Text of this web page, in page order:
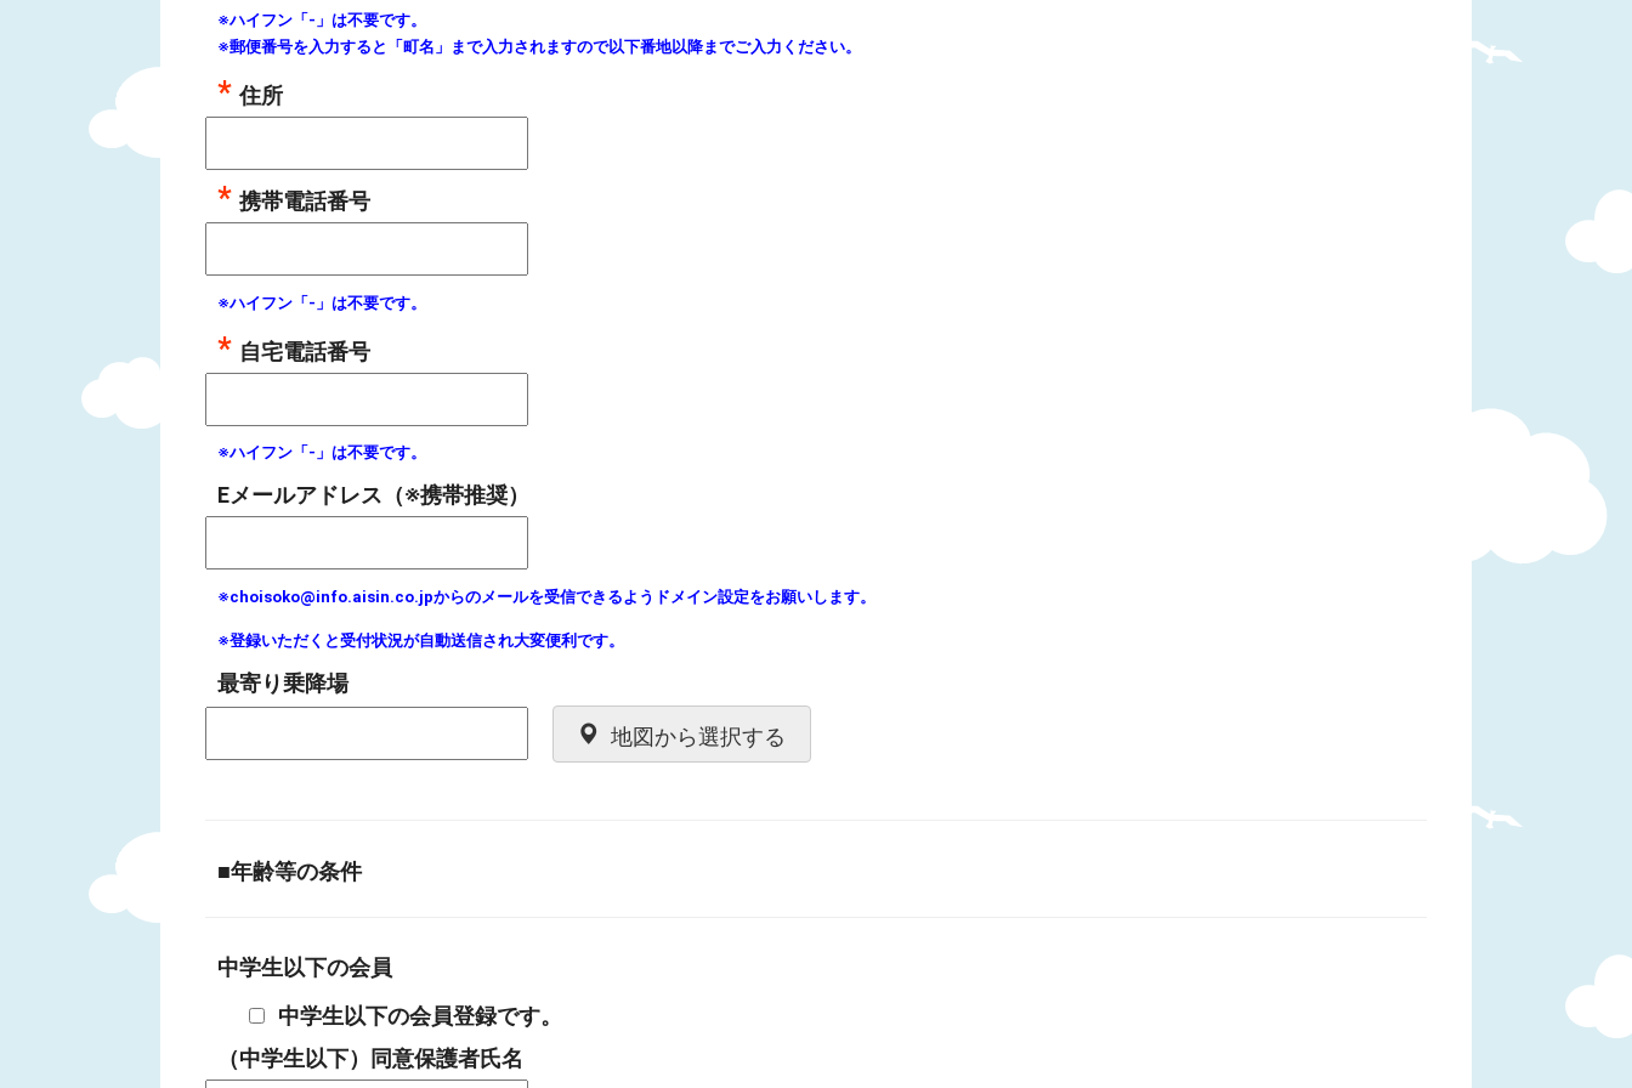
※ハイフン「-」は不要です。
※郵便番号を入力すると「町名」まで入力されますので以下番地以降までご入力ください。
住所
携帯電話番号
※ハイフン「-」は不要です。
自宅電話番号
※ハイフン「-」は不要です。
Eメールアドレス（※携帯推奨）
※choisoko@info.aisin.co.jpからのメールを受信できるようドメイン設定をお願いします。
※登録いただくと受付状況が自動送信され大変便利です。
最寄り乗降場
地図から選択する
■年齢等の条件
中学生以下の会員
中学生以下の会員登録です。
（中学生以下）同意保護者氏名